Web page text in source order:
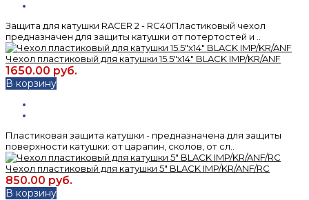
Защита для катушки RACER 2 - RC40Пластиковый чехол
предназначен для защиты катушки от потертостей и ..
Чехол пластиковый для катушки 15.5"x14" BLACK IMP/KR/ANF
1650.00 руб.
В корзину
Пластиковая защита катушки - предназначена для защиты
поверхности катушки: от царапин, сколов, от сл..
Чехол пластиковый для катушки 5" BLACK IMP/KR/ANF/RC
850.00 руб.
В корзину